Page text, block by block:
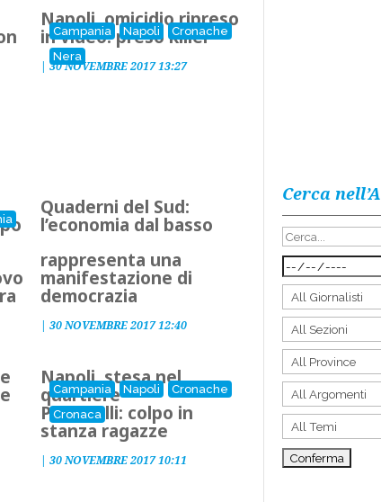
Campania Napoli
Cronache
Nera
Napoli, omicidio ripreso
in video: preso killer
|30 NOVEMBRE 2017 13:27
Quaderni del Sud:
l’economia dal basso
rappresenta una
manifestazione di
democrazia
|30 NOVEMBRE 2017 12:40
Campania Napoli
Cronache
Cronaca
Napoli, stesa nel
quartiere
Ponticelli: colpo in
stanza ragazze
|30 NOVEMBRE 2017 10:11
Cerca